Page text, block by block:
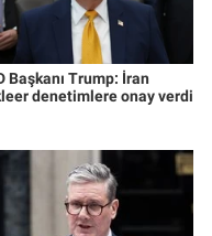
Başkanı Trump: İran
denetimlere onay verdi